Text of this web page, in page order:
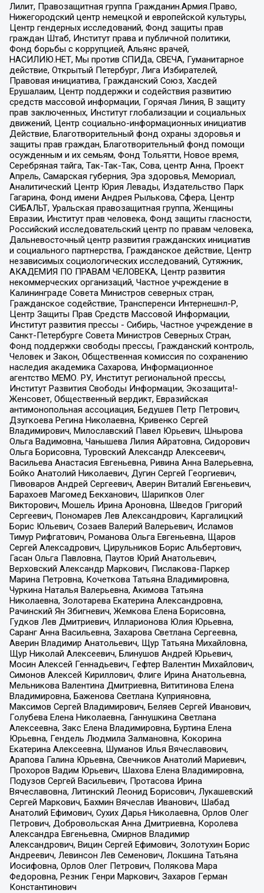
Лилит, Правозащитная группа Гражданин.Армия.Право,
Нижегородский центр немецкой и европейской культуры,
Центр гендерных исследований, Фонд защиты прав
граждан Штаб, Институт права и публичной политики,
Фонд борьбы с коррупцией, Альянс врачей,
НАСИЛИЮ.НЕТ, Мы против СПИДа, СВЕЧА, Гуманитарное
действие, Открытый Петербург, Лига Избирателей,
Правовая инициатива, Гражданский Союз, Хасдей
Ерушалаим, Центр поддержки и содействия развитию
средств массовой информации, Горячая Линия, В защиту
прав заключенных, Институт глобализации и социальных
движений, Центр социально-информационных инициатив
Действие, Благотворительный фонд охраны здоровья и
защиты прав граждан, Благотворительный фонд помощи
осужденным и их семьям, Фонд Тольятти, Новое время,
Серебряная тайга, Так-Так-Так, Сова, центр Анна, Проект
Апрель, Самарская губерния, Эра здоровья, Мемориал,
Аналитический Центр Юрия Левады, Издательство Парк
Гагарина, Фонд имени Андрея Рылькова, Сфера, Центр
СИБАЛЬТ, Уральская правозащитная группа, Женщины
Евразии, Институт прав человека, Фонд защиты гласности,
Российский исследовательский центр по правам человека,
Дальневосточный центр развития гражданских инициатив
и социального партнерства, Гражданское действие, Центр
независимых социологических исследований, Сутяжник,
АКАДЕМИЯ ПО ПРАВАМ ЧЕЛОВЕКА, Центр развития
некоммерческих организаций, Частное учреждение в
Калининграде Совета Министров северных стран,
Гражданское содействие, Трансперенси Интернешнл-Р,
Центр Защиты Прав Средств Массовой Информации,
Институт развития прессы - Сибирь, Частное учреждение в
Санкт-Петербурге Совета Министров Северных Стран,
Фонд поддержки свободы прессы, Гражданский контроль,
Человек и Закон, Общественная комиссия по сохранению
наследия академика Сахарова, Информационное
агентство МЕМО. РУ, Институт региональной прессы,
Институт Развития Свободы Информации, Экозащита!-
Женсовет, Общественный вердикт, Евразийская
антимонопольная ассоциация, Бедушев Петр Петрович,
Дзугкоева Регина Николаевна, Кривенко Сергей
Владимирович, Милославский Павел Юрьевич, Шнырова
Ольга Вадимовна, Чанышева Лилия Айратовна, Сидорович
Ольга Борисовна, Туровский Александр Алексеевич,
Васильева Анастасия Евгеньевна, Ривина Анна Валерьевна,
Бойко Анатолий Николаевич, Дугин Сергей Георгиевич,
Пивоваров Андрей Сергеевич, Аверин Виталий Евгеньевич,
Барахоев Магомед Бекханович, Шарипков Олег
Викторович, Мошель Ирина Ароновна, Шведов Григорий
Сергеевич, Пономарев Лев Александрович, Каргалицкий
Борис Юльевич, Созаев Валерий Валерьевич, Исламов
Тимур Рифгатович, Романова Ольга Евгеньевна, Щаров
Сергей Алексадрович, Цирульников Борис Альбертович,
Гасан Ольга Павловна, Паутов Юрий Анатольевич,
Верховский Александр Маркович, Пислакова-Паркер
Марина Петровна, Кочеткова Татьяна Владимировна,
Чуркина Наталья Валерьевна, Акимова Татьяна
Николаевна, Золотарева Екатерина Александровна,
Рачинский Ян Збигневич, Жемкова Елена Борисовна,
Гудков Лев Дмитриевич, Илларионова Юлия Юрьевна,
Саранг Анна Васильевна, Захарова Светлана Сергеевна,
Аверин Владимир Анатольевич, Щур Татьяна Михайловна,
Щур Николай Алексеевич, Блинушов Андрей Юрьевич,
Мосин Алексей Геннадьевич, Гефтер Валентин Михайлович,
Симонов Алексей Кириллович, Флиге Ирина Анатольевна,
Мельникова Валентина Дмитриевна, Вититинова Елена
Владимировна, Баженова Светлана Куприяновна,
Максимов Сергей Владимирович, Беляев Сергей Иванович,
Голубева Елена Николаевна, Ганнушкина Светлана
Алексеевна, Закс Елена Владимировна, Буртина Елена
Юрьевна, Гендель Людмила Залмановна, Кокорина
Екатерина Алексеевна, Шуманов Илья Вячеславович,
Арапова Галина Юрьевна, Свечников Анатолий Мариевич,
Прохоров Вадим Юрьевич, Шахова Елена Владимировна,
Подузов Сергей Васильевич, Протасова Ирина
Вячеславовна, Литинский Леонид Борисович, Лукашевский
Сергей Маркович, Бахмин Вячеслав Иванович, Шабад
Анатолий Ефимович, Сухих Дарья Николаевна, Орлов Олег
Петрович, Добровольская Анна Дмитриевна, Королева
Александра Евгеньевна, Смирнов Владимир
Александрович, Вицин Сергей Ефимович, Золотухин Борис
Андреевич, Левинсон Лев Семенович, Локшина Татьяна
Иосифовна, Орлов Олег Петрович, Полякова Мара
Федоровна, Резник Генри Маркович, Захаров Герман
Константинович